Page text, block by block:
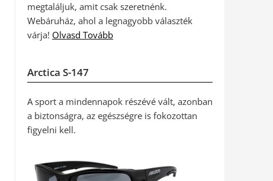
megtaláljuk, amit csak szeretnénk.
Webáruház, ahol a legnagyobb választék
várja! Olvasd Tovább
Arctica S-147
A sport a mindennapok részévé vált, azonban
a biztonságra, az egészségre is fokozottan
figyelni kell.